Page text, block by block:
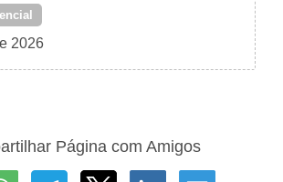
2026
Página com Amigos